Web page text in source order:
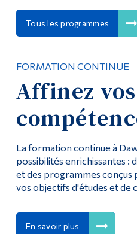
Tous les programmes
FORMATION CONTINUE
Affinez vos
La formation continue à
possibilités enrichissantes :
et des programmes conçus
vos objectifs d'études et de
En savoir plus